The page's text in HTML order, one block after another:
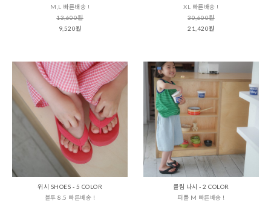
M,L 빠른배송 !
13,600원
9,520원
XL 빠른배송 !
30,600원
21,420원
위시 SHOES - 5 COLOR
블루 8.5 빠른배송 !
클림 나시 - 2 COLOR
퍼플 M 빠른배송 !